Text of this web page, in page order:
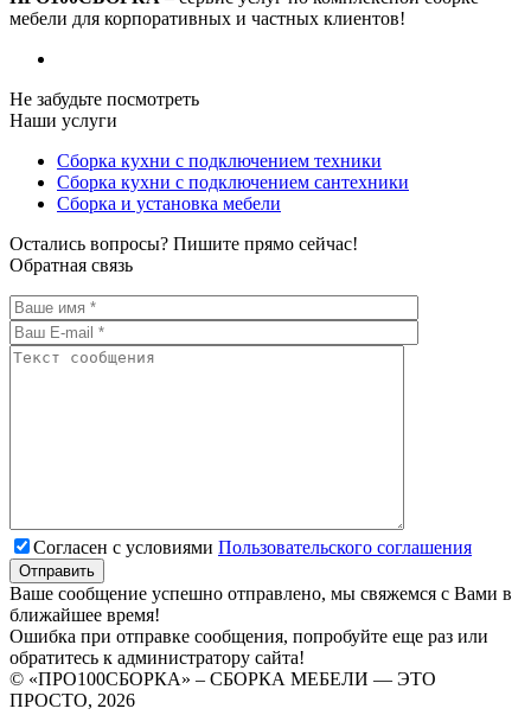
мебели для корпоративных и частных клиентов!
Не забудьте посмотреть
Наши услуги
Сборка кухни с подключением техники
Сборка кухни с подключением сантехники
Сборка и установка мебели
Остались вопросы? Пишите прямо сейчас!
Обратная связь
Согласен с условиями Пользовательского соглашения
Ваше сообщение успешно отправлено, мы свяжемся с Вами в
ближайшее время!
Ошибка при отправке сообщения, попробуйте еще раз или
обратитесь к администратору сайта!
© «ПРО100СБОРКА» – СБОРКА МЕБЕЛИ — ЭТО
ПРОСТО, 2026